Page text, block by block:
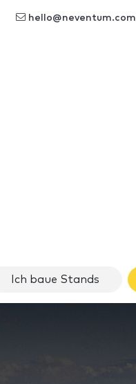
hello@neventum.com
Ich baue Stands